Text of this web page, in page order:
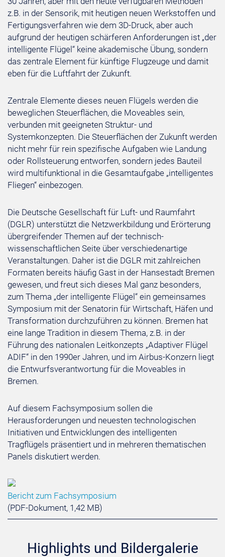
z.B. in der Sensorik, mit heutigen neuen Werkstoffen und
Fertigungsverfahren wie dem 3D-Druck, aber auch
aufgrund der heutigen schärferen Anforderungen ist „der
intelligente Flügel“ keine akademische Übung, sondern
das zentrale Element für künftige Flugzeuge und damit
eben für die Luftfahrt der Zukunft.
Zentrale Elemente dieses neuen Flügels werden die
beweglichen Steuerflächen, die Moveables sein,
verbunden mit geeigneten Struktur- und
Systemkonzepten. Die Steuerflächen der Zukunft werden
nicht mehr für rein spezifische Aufgaben wie Landung
oder Rollsteuerung entworfen, sondern jedes Bauteil
wird multifunktional in die Gesamtaufgabe „intelligentes
Fliegen“ einbezogen.
Die Deutsche Gesellschaft für Luft- und Raumfahrt
(DGLR) unterstützt die Netzwerkbildung und Erörterung
übergreifender Themen auf der technisch-
wissenschaftlichen Seite über verschiedenartige
Veranstaltungen. Daher ist die DGLR mit zahlreichen
Formaten bereits häufig Gast in der Hansestadt Bremen
gewesen, und freut sich dieses Mal ganz besonders,
zum Thema „der intelligente Flügel“ ein gemeinsames
Symposium mit der Senatorin für Wirtschaft, Häfen und
Transformation durchzuführen zu können. Bremen hat
eine lange Tradition in diesem Thema, z.B. in der
Führung des nationalen Leitkonzepts „Adaptiver Flügel
ADIF“ in den 1990er Jahren, und im Airbus-Konzern liegt
die Entwurfsverantwortung für die Moveables in
Bremen.
Auf diesem Fachsymposium sollen die
Herausforderungen und neuesten technologischen
Initiativen und Entwicklungen des intelligenten
Tragflügels präsentiert und in mehreren thematischen
Panels diskutiert werden.
Bericht zum Fachsymposium
(PDF-Dokument, 1,42 MB)
Highlights und Bildergalerie